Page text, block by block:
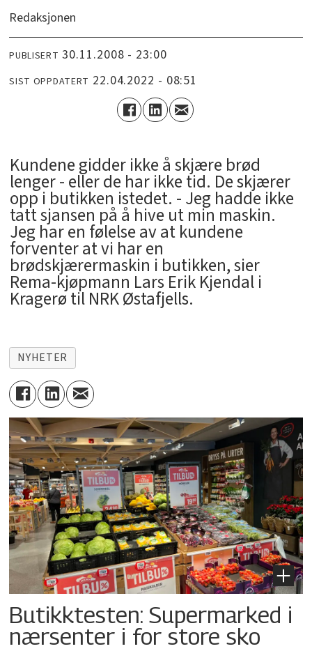
Redaksjonen
PUBLISERT 30.11.2008 - 23:00
SIST OPPDATERT 22.04.2022 - 08:51
Kundene gidder ikke å skjære brød
lenger - eller de har ikke tid. De skjærer
opp i butikken istedet. - Jeg hadde ikke
tatt sjansen på å hive ut min maskin.
Jeg har en følelse av at kundene
forventer at vi har en
brødskjærermaskin i butikken, sier
Rema-kjøpmann Lars Erik Kjendal i
Kragerø til NRK Østafjells.
NYHETER
Butikktesten: Supermarked i
nærsenter i for store sko